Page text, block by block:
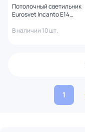
Потолочный светильник
Eurosvet Incanto E14
В наличии 10 шт.
1